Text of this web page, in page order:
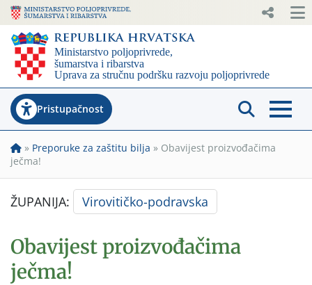
Pristupačnost
» Preporuke za zaštitu bilja » Obavijest proizvođačima
ječma!
ŽUPANIJA: Virovitičko-podravska
Obavijest proizvođačima
ječma!